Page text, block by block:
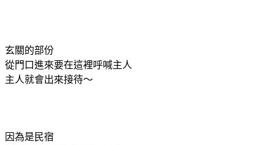
玄關的部份
從門口進來要在這裡呼喊主人
主人就會出來接待～
因為是民宿